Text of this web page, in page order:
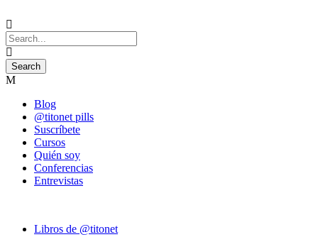
Blog
@titonet pills
Suscríbete
Cursos
Quién soy
Conferencias
Entrevistas
Libros de @titonet